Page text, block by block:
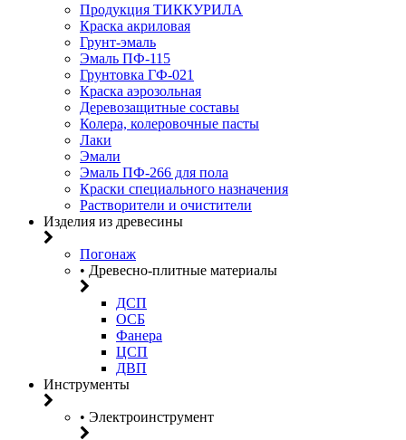
Продукция ТИККУРИЛА
Краска акриловая
Грунт-эмаль
Эмаль ПФ-115
Грунтовка ГФ-021
Краска аэрозольная
Деревозащитные составы
Колера, колеровочные пасты
Лаки
Эмали
Эмаль ПФ-266 для пола
Краски специального назначения
Растворители и очистители
Изделия из древесины
Погонаж
• Древесно-плитные материалы
ДСП
ОСБ
Фанера
ЦСП
ДВП
Инструменты
• Электроинструмент